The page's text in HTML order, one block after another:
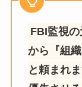
FBI監視
から『組
と頼まれ